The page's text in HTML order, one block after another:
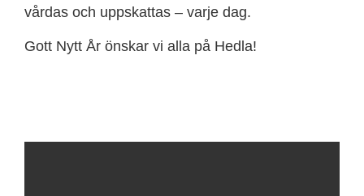
vårdas och uppskattas – varje dag.
Gott Nytt År önskar vi alla på Hedla!